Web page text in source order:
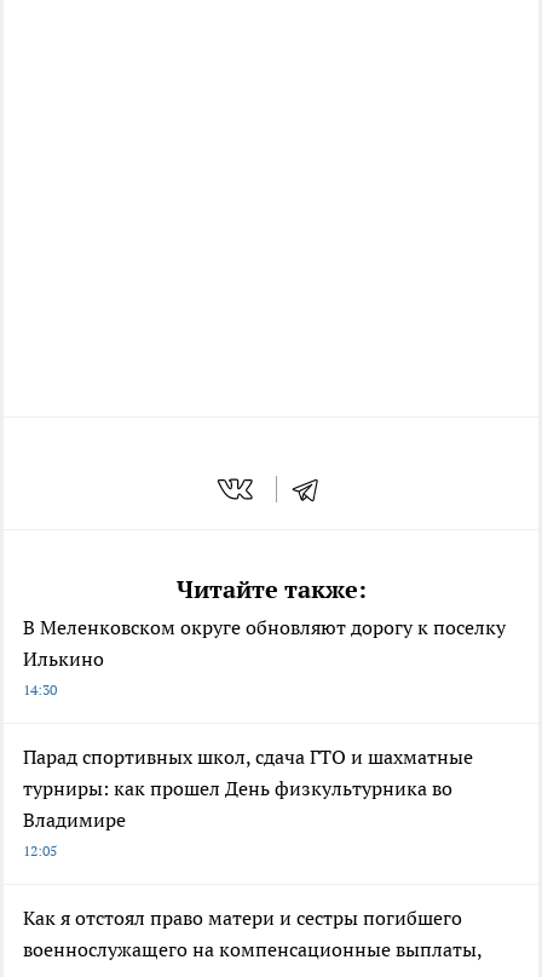
Читайте также:
В Меленковском округе обновляют дорогу к поселку
Илькино
14:30
Парад спортивных школ, сдача ГТО и шахматные
турниры: как прошел День физкультурника во
Владимире
12:05
Как я отстоял право матери и сестры погибшего
военнослужащего на компенсационные выплаты,